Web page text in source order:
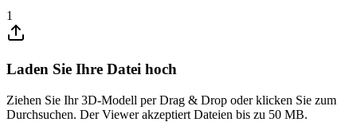
1
Laden Sie Ihre Datei hoch
Ziehen Sie Ihr 3D-Modell per Drag & Drop oder klicken Sie zum
Durchsuchen. Der Viewer akzeptiert Dateien bis zu 50 MB.